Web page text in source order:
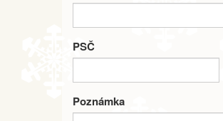
PSČ
Poznámka